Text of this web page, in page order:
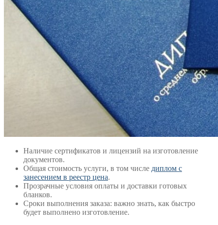
Наличие сертификатов и лицензий на изготовление
документов.
Общая стоимость услуги, в том числе диплом с
занесением в реестр цена.
Прозрачные условия оплаты и доставки готовых
бланков.
Сроки выполнения заказа: важно знать, как быстро
будет выполнено изготовление.